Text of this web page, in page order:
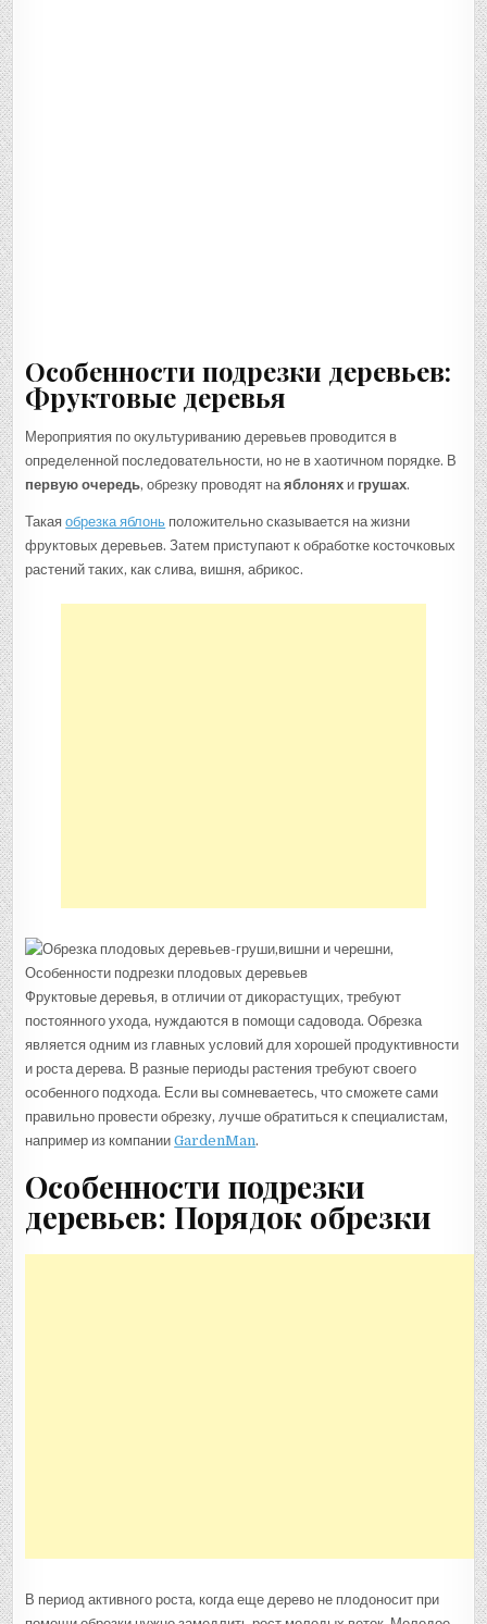
Особенности подрезки деревьев:
Фруктовые деревья
Мероприятия по окультуриванию деревьев проводится в
определенной последовательности, но не в хаотичном порядке. В
первую очередь, обрезку проводят наяблонях и грушах.
Такаяобрезка яблонь положительно сказывается на жизни
фруктовых деревьев. Затем приступают к обработке косточковых
растений таких, как слива, вишня, абрикос.
Фруктовые деревья, в отличии от дикорастущих, требуют
постоянного ухода, нуждаются в помощи садовода. Обрезка
является одним из главных условий для хорошей продуктивности
и роста дерева. В разные периоды растения требуют своего
особенного подхода. Если вы сомневаетесь, что сможете сами
правильно провести обрезку, лучше обратиться к специалистам,
например из компанииGardenMan.
Особенности подрезки
деревьев: Порядок обрезки
В период активного роста, когда еще дерево не плодоносит при